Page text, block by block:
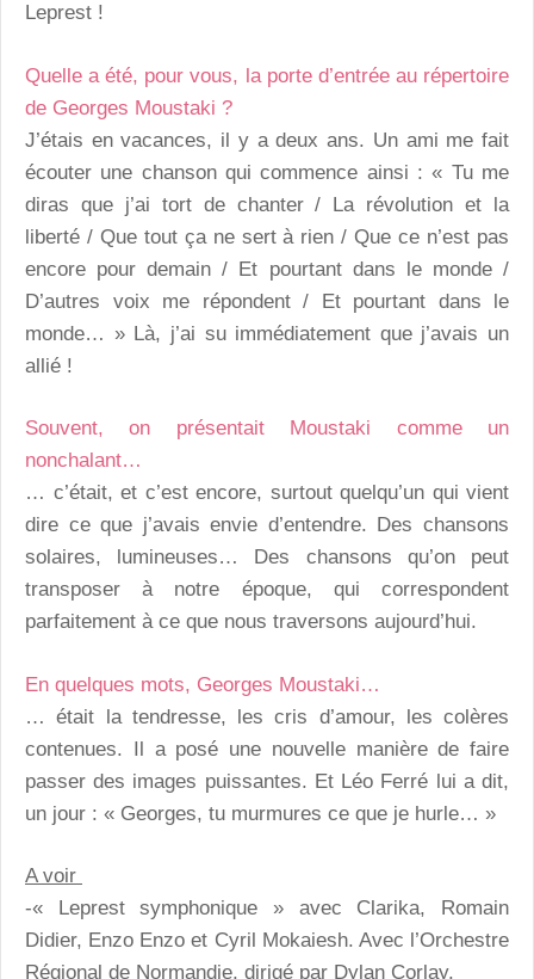
Leprest !
Quelle a été, pour vous, la porte d’entrée au répertoire
de Georges Moustaki ?
J’étais en vacances, il y a deux ans. Un ami me fait
écouter une chanson qui commence ainsi : « Tu me
diras que j’ai tort de chanter / La révolution et la
liberté / Que tout ça ne sert à rien / Que ce n’est pas
encore pour demain / Et pourtant dans le monde /
D’autres voix me répondent / Et pourtant dans le
monde… » Là, j’ai su immédiatement que j’avais un
allié !
Souvent, on présentait Moustaki comme un
nonchalant…
… c’était, et c’est encore, surtout quelqu’un qui vient
dire ce que j’avais envie d’entendre. Des chansons
solaires, lumineuses… Des chansons qu’on peut
transposer à notre époque, qui correspondent
parfaitement à ce que nous traversons aujourd’hui.
En quelques mots, Georges Moustaki…
… était la tendresse, les cris d’amour, les colères
contenues. Il a posé une nouvelle manière de faire
passer des images puissantes. Et Léo Ferré lui a dit,
un jour : « Georges, tu murmures ce que je hurle… »
A voir
-« Leprest symphonique » avec Clarika, Romain
Didier, Enzo Enzo et Cyril Mokaiesh. Avec l’Orchestre
Régional de Normandie, dirigé par Dylan Corlay.